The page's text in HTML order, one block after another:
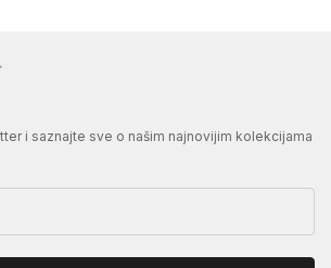
i saznajte sve o našim najnovijim kolekcijama